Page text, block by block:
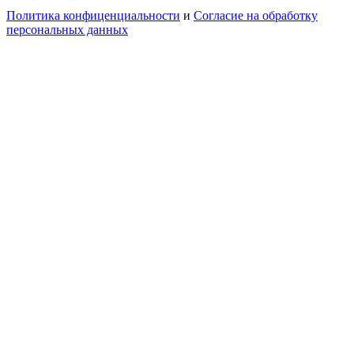
Политика конфиценциальности и Согласие на обработку
персональных данных